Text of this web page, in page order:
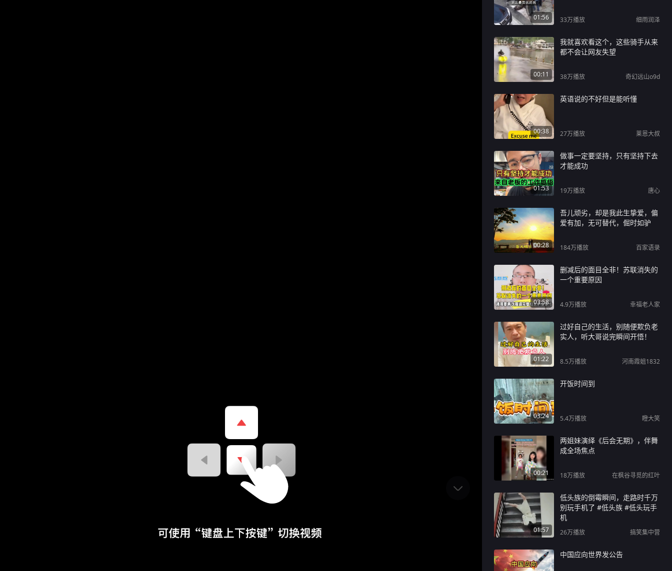
01:56 33万播放 细雨润泽
00:11
我就喜欢看这个，这些骑手从来
都不会让网友失望
38万播放 奇幻远山o9d
00:38
英语说的不好但是能听懂
27万播放 莱恩大叔
01:53
做事一定要坚持，只有坚持下去
才能成功
19万播放 唐心
00:28
吾儿顽劣，却是我此生挚爱，偏
爱有加，无可替代，倔时如驴
184万播放 百家语录
03:58
删减后的面目全非！苏联消失的
一个重要原因
4.9万播放 幸福老人家
01:22
过好自己的生活，别随便欺负老
实人，听大哥说完瞬间开悟！
8.5万播放 河南霞姐1832
03:24
开饭时间到
5.4万播放 瞪大笑
00:21
两姐妹演绎《后会无期》，伴舞
成全场焦点
18万播放 在枫谷寻觅的红叶
01:57
低头族的倒霉瞬间，走路时千万
别玩手机了 #低头族 #低头玩手
机
26万播放 搞笑集中营
中国应向世界发公告